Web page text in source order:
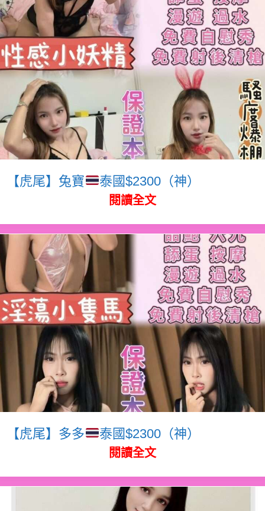
【虎尾】兔寶 泰國$2300（神）
閱讀全文
【虎尾】多多 泰國$2300（神）
閱讀全文